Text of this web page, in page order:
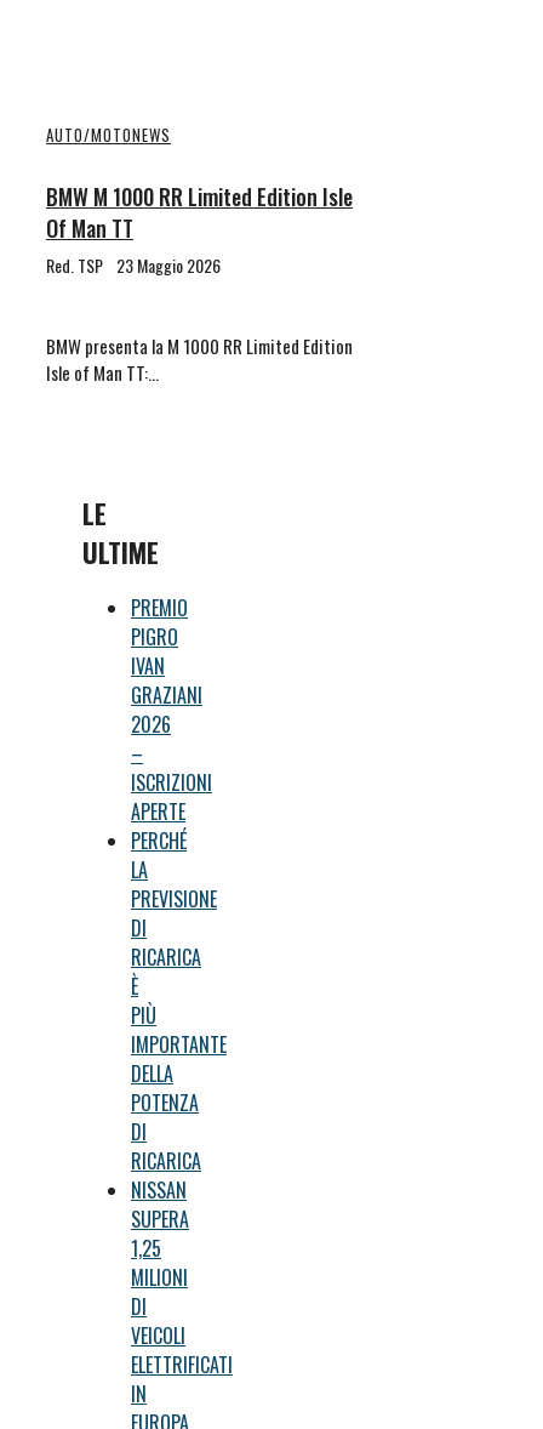
AUTO/MOTONEWS
BMW M 1000 RR Limited Edition Isle
Of Man TT
Red. TSP 23 Maggio 2026
BMW presenta la M 1000 RR Limited Edition
Isle of Man TT:…
LE
ULTIME
PREMIO
PIGRO
IVAN
GRAZIANI
2026
–
ISCRIZIONI
APERTE
PERCHÉ
LA
PREVISIONE
DI
RICARICA
È
PIÙ
IMPORTANTE
DELLA
POTENZA
DI
RICARICA
NISSAN
SUPERA
1,25
MILIONI
DI
VEICOLI
ELETTRIFICATI
IN
EUROPA